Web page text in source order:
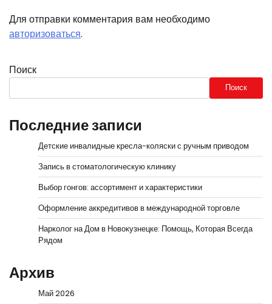
Для отправки комментария вам необходимо
авторизоваться.
Поиск
Поиск
Последние записи
Детские инвалидные кресла-коляски с ручным приводом
Запись в стоматологическую клинику
Выбор гонгов: ассортимент и характеристики
Оформление аккредитивов в международной торговле
Нарколог на Дом в Новокузнецке: Помощь, Которая Всегда
Рядом
Архив
Май 2026